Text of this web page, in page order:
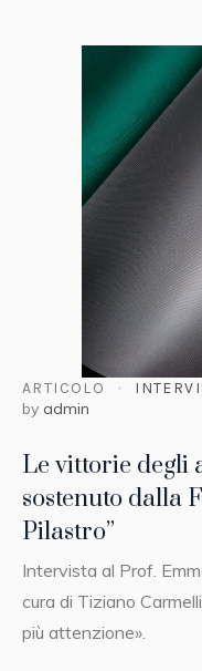
ARTICOLO
by admin
Le vittorie degli
sostenuto dalla
Pilastro”
Intervista al Prof.
cura di Tiziano
più attenzione».